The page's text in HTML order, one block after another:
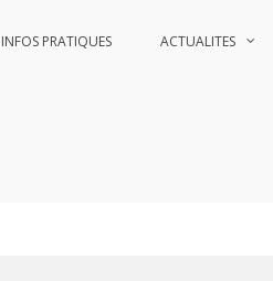
INFOS PRATIQUES ACTUALITES